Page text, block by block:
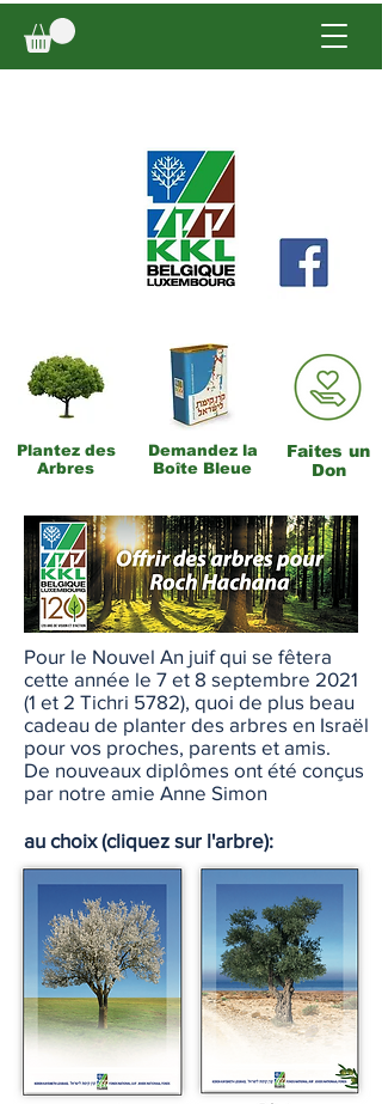
Plantez des
Arbres
Demandez la
Boîte Bleue
Faites un
Don
Pour le Nouvel An juif qui se fêtera
cette année le 7 et 8 septembre 2021
(1 et 2 Tichri 5782), quoi de plus beau
cadeau de planter des arbres en Israël
pour vos proches, parents et amis.
De nouveaux diplômes ont été conçus
par notre amie Anne Simon
au choix (cliquez sur l'arbre):